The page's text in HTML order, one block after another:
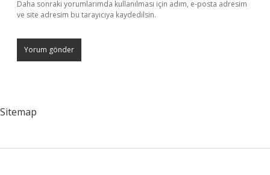
Daha sonraki yorumlarımda kullanılması için adım, e-posta adresim
ve site adresim bu tarayıcıya kaydedilsin.
Sitemap